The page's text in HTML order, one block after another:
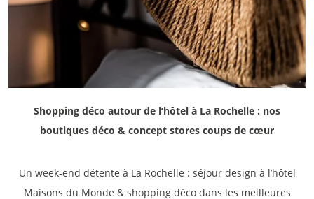
Shopping déco autour de l’hôtel à La Rochelle : nos
boutiques déco & concept stores coups de cœur
Un week-end détente à La Rochelle : séjour design à l’hôtel
Maisons du Monde & shopping déco dans les meilleures